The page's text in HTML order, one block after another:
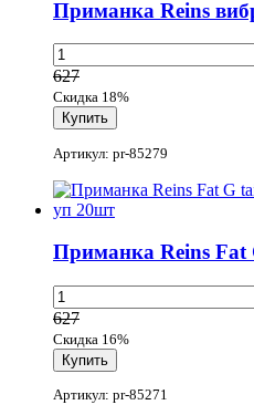
Приманка Reins
627
Скидка 18%
Артикул: pr-85279
Приманка Reins Fat
627
Скидка 16%
Артикул: pr-85271